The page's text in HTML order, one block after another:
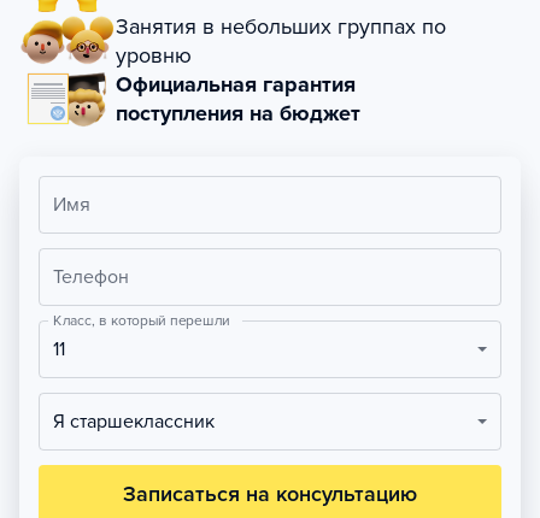
Занятия в небольших группах по
уровню
Официальная гарантия
поступления на бюджет
Имя
Телефон
Класс, в который перешли
11
Я старшеклассник
Записаться на консультацию